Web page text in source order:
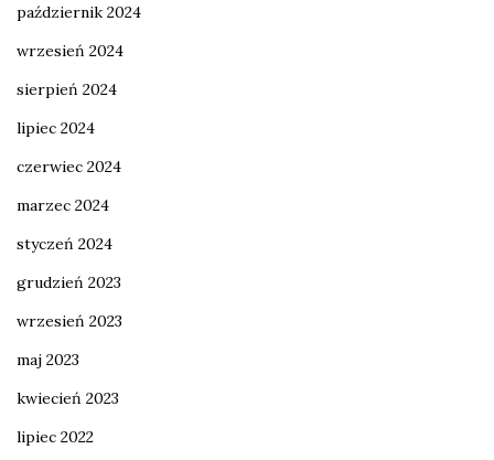
październik 2024
wrzesień 2024
sierpień 2024
lipiec 2024
czerwiec 2024
marzec 2024
styczeń 2024
grudzień 2023
wrzesień 2023
maj 2023
kwiecień 2023
lipiec 2022